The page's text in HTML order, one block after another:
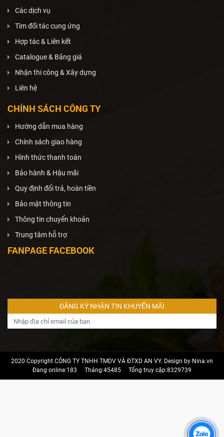
Các dịch vụ
Tìm đối tác cung ứng
Hợp tác & Liên kết
Catalogue & Bảng giá
Nhận thi công & Xây dựng
Liên hệ
CHÍNH SÁCH CÔNG TY
Hướng dẫn mua hàng
Chính sách giao hàng
Hình thức thanh toán
Bảo hành & Hậu mãi
Quy định đổi trả, hoàn tiền
Bảo mật thông tin
Thông tin chuyển khoản
Trung tâm hỗ trợ
FANPAGE FACEBOOK
2020 Copyright CÔNG TY TNHH TMDV VÀ ĐTXD AN VY. Design by Nina.vn
Đang online:183
Tháng:45485 Tổng truy cập:8329739